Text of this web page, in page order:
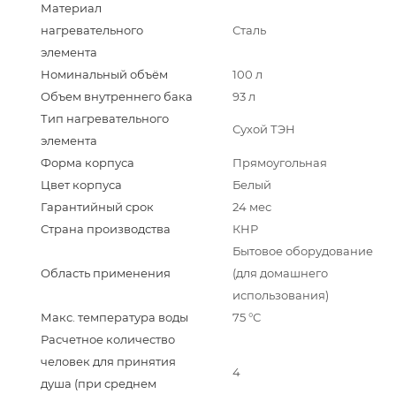
Материал
нагревательного
элемента
Сталь
Номинальный объём
100 л
Объем внутреннего бака
93 л
Тип нагревательного
элемента
Сухой ТЭН
Форма корпуса
Прямоугольная
Цвет корпуса
Белый
Гарантийный срок
24 мес
Страна производства
КНР
Область применения
Бытовое оборудование
(для домашнего
использования)
Макс. температура воды
75 °С
Расчетное количество
человек для принятия
душа (при среднем
4